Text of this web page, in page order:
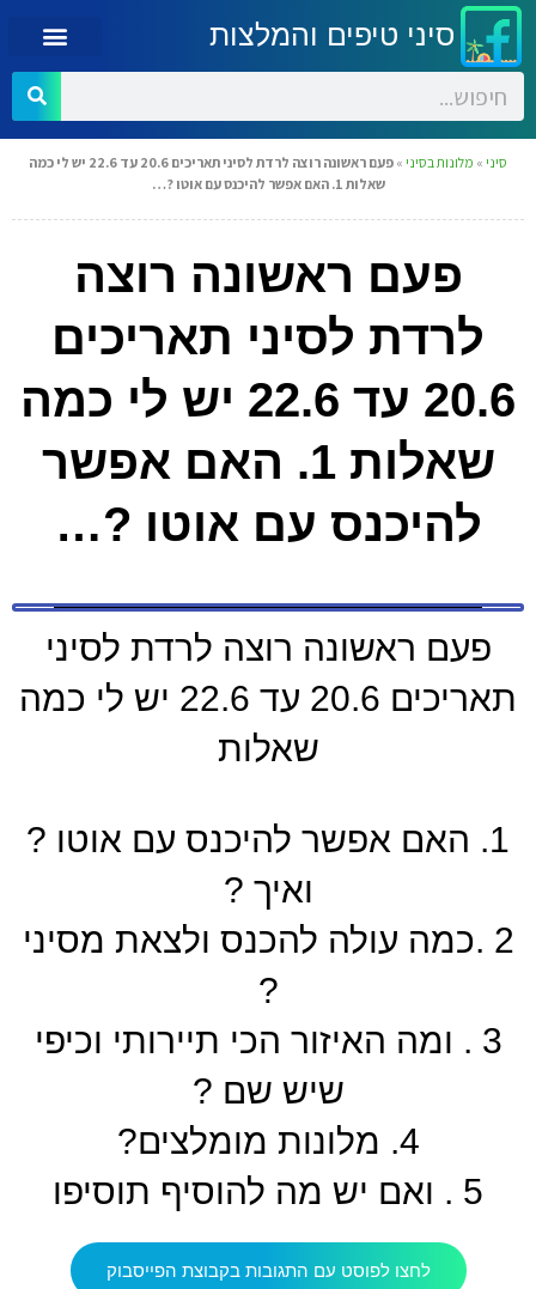
סיני טיפים והמלצות
סיני » מלונות בסיני »
פעם ראשונה רוצה לרדת לסיני תאריכים 20.6 עד 22.6 יש לי כמה
שאלות 1. האם אפשר להיכנס עם אוטו ?…
פעם ראשונה רוצה
לרדת לסיני תאריכים
20.6 עד 22.6 יש לי כמה
שאלות 1. האם אפשר
להיכנס עם אוטו ?…
פעם ראשונה רוצה לרדת לסיני
תאריכים 20.6 עד 22.6 יש לי כמה
שאלות
1. האם אפשר להיכנס עם אוטו ?
ואיך ?
2 .כמה עולה להכנס ולצאת מסיני
?
3 . ומה האיזור הכי תיירותי וכיפי
שיש שם ?
4. מלונות מומלצים?
5 . ואם יש מה להוסיף תוסיפו
לחצו לפוסט עם התגובות בקבוצת הפייסבוק